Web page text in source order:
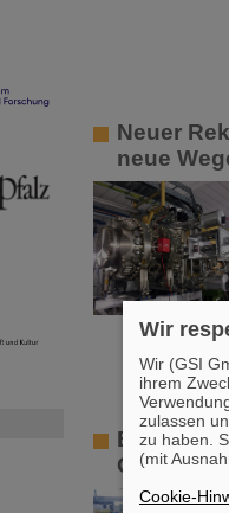
Neuer
neue
Girls’Day
Wir
Wir (GSI
ihrem
zulassen
zu haben.
(mit
Cookie-